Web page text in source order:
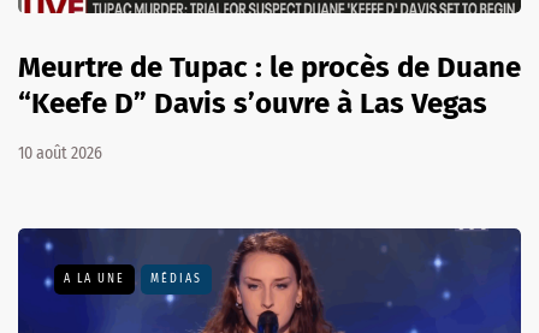
Meurtre de Tupac : le procès de Duane
“Keefe D” Davis s’ouvre à Las Vegas
10 août 2026
A LA UNE MÉDIAS